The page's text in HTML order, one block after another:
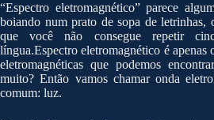
“Espectro eletromagnético” parece
boiando num prato de sopa de letrinhas,
que você não consegue repetir
língua.Espectro eletromagnético é apenas
eletromagnéticas que podemos
muito? Então vamos chamar onda
comum: luz.